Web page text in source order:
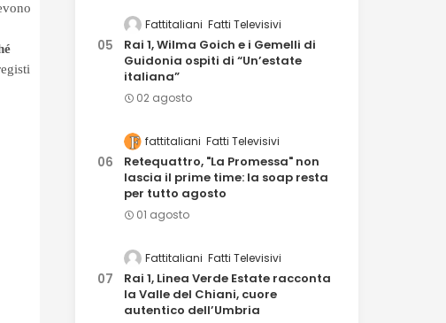
Fattitaliani Fatti Televisivi
Rai 1, Wilma Goich e i Gemelli di
Guidonia ospiti di “Un’estate
italiana”
02 agosto
fattitaliani Fatti Televisivi
Retequattro, "La Promessa" non
lascia il prime time: la soap resta
per tutto agosto
01 agosto
Fattitaliani Fatti Televisivi
Rai 1, Linea Verde Estate racconta
la Valle del Chiani, cuore
autentico dell’Umbria